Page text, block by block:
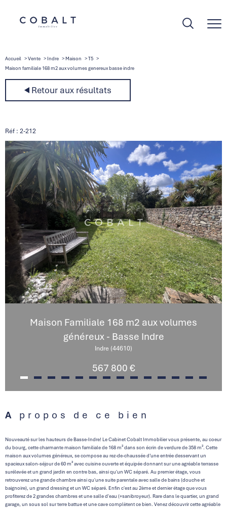
Accueil Vente Indre Maison
T5
Maison familiale 168 m2 aux volumes genereux basse indre
Retour aux résultats
Réf : 2-212
Maison Familiale 168 m2 aux volumes
généreux - Basse Indre
Indre (44610)
567 800 €
A propos de ce bien
Nouveauté sur les hauteurs de Basse-Indre! Le Cabinet Cobalt Immobilier vous présente, au coeur
du bourg, cette charmante maison familiale de 168 m² dans son écrin de verdure de 358 m². Cette
maison aux volumes généreux, se compose au rez-de-chaussée d’une entrée desservant un
spacieux salon-séjour de 60 m² avec cuisine ouverte et équipée donnant sur une agréable terrasse
surélevée et un grand jardin en contre bas, ainsi qu'un WC séparé. Au premier étage, vous
retrouverez une grande chambre ainsi qu'une suite parentale avec salle de bains (douche et
baignoire), un grand dressing et un WC séparé. Enfin c'est au 2ème et dernier étage que vous
profiterez de 2 grandes chambres et une salle d'eau (+sanibroyeur). Rare dans le quartier, un grand
garage, un sous sol sur terre battue et une cave complètent ce bien. Venez découvrir cette agréable